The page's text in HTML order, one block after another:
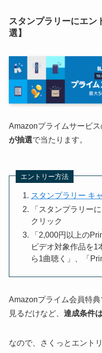
スタンプラリーにエン
選】
Amazonプライムサービス
が抽選で当たります。
エントリー方法
スタンプラリー キ
「スタンプラリー
クリック
「2,000円以上の
ビデオ対象作品を1
ら1曲聴く」、「
Amazonプライム会員特
見るだけなど、 達成条件
なので、さくっとエント